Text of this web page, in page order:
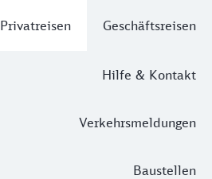
Privatreisen Geschäftsreisen
Hilfe & Kontakt
Verkehrsmeldungen
Baustellen